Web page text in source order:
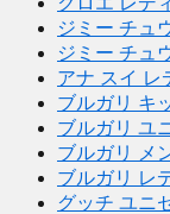
ジミー チュ
ジミー チュ
アナ スイ レ
ブルガリ キ
ブルガリ ユ
ブルガリ メ
ブルガリ レ
グッチ ユニ